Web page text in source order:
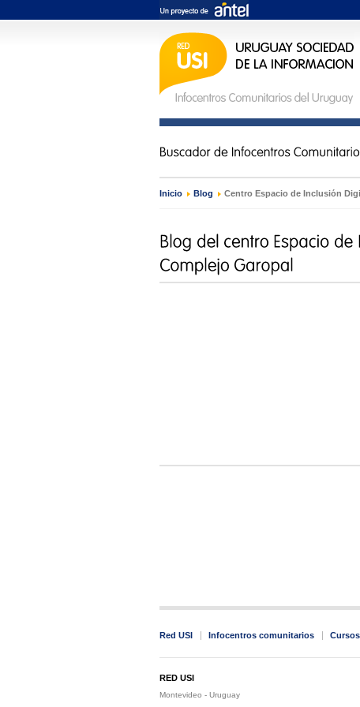
Inicio › Blog › Centro Espacio de Inclusión
Red USI Infocentros comunitarios Cursos
RED USI
Montevideo - Uruguay